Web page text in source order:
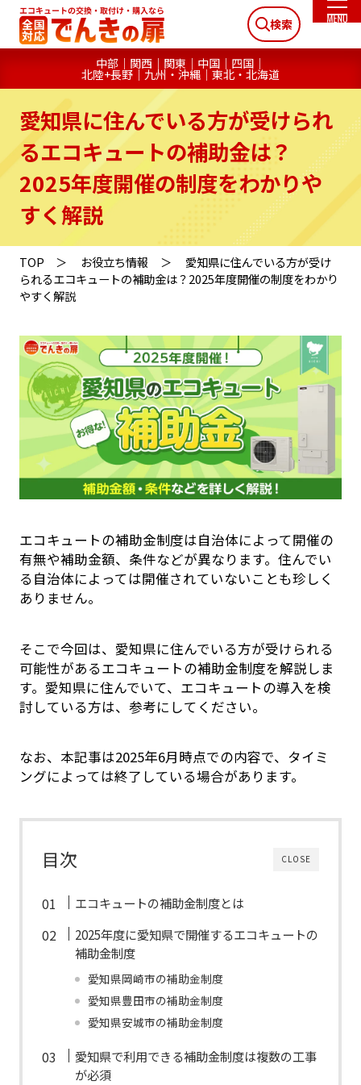
検索
中部 関西 関東 中国 四国
北陸+長野 九州・沖縄 東北・北海道
愛知県に住んでいる方が受けられ
るエコキュートの補助金は？
2025年度開催の制度をわかりや
すく解説
TOP お役立ち情報
愛知県に住んでいる方が受け
られるエコキュートの補助金は？2025年度開催の制度をわかり
やすく解説
エコキュートの補助金制度は自治体によって開催の
有無や補助金額、条件などが異なります。住んでい
る自治体によっては開催されていないことも珍しく
ありません。
そこで今回は、愛知県に住んでいる方が受けられる
可能性があるエコキュートの補助金制度を解説しま
す。愛知県に住んでいて、エコキュートの導入を検
討している方は、参考にしてください。
なお、本記事は2025年6月時点での内容で、タイミ
ングによっては終了している場合があります。
CLOSE
目次
エコキュートの補助金制度とは
2025年度に愛知県で開催するエコキュートの
補助金制度
愛知県岡崎市の補助金制度
愛知県豊田市の補助金制度
愛知県安城市の補助金制度
愛知県で利用できる補助金制度は複数の工事
が必須